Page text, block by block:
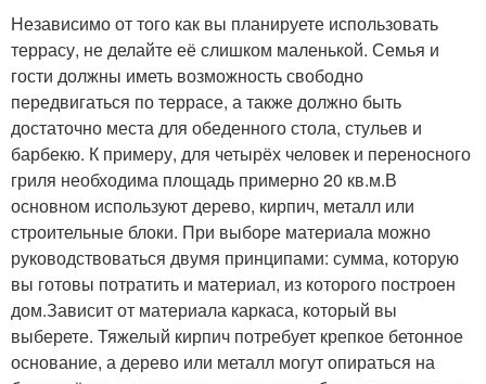
Независимо от того как вы планируете использовать
террасу, не делайте её слишком маленькой. Семья и
гости должны иметь возможность свободно
передвигаться по террасе, а также должно быть
достаточно места для обеденного стола, стульев и
барбекю. К примеру, для четырёх человек и переносного
гриля необходима площадь примерно 20 кв.м.В
основном используют дерево, кирпич, металл или
строительные блоки. При выборе материала можно
руководствоваться двумя принципами: сумма, которую
вы готовы потратить и материал, из которого построен
дом.Зависит от материала каркаса, который вы
выберете. Тяжелый кирпич потребует крепкое бетонное
основание, а дерево или металл могут опираться на